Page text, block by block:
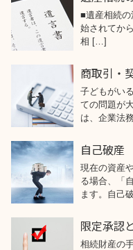
■遺産相続の
始されてか
相 […]
商取引・
子どもがい
ての問題が
は、企業法
自己破産
現在の資産
る場合、「
ます。自己
限定承認
相続財産の